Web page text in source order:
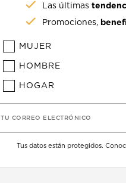
Las últimas
Promociones,
MUJER
HOMBRE
HOGAR
TU CORREO ELECTRÓNICO
Tus datos están protegidos.